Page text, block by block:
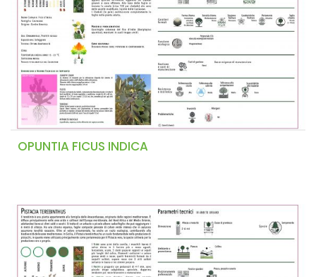
OPUNTIA FICUS INDICA